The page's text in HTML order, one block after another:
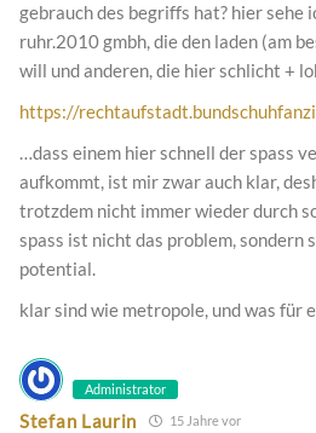
gebrauch des begriffs hat? hier sehe
ruhr.2010 gmbh, die den laden (am
will und anderen, die hier schlicht +
https://
…dass einem hier schnell der spass
aufkommt, ist mir zwar auch klar,
trotzdem nicht immer wieder durch
spass ist nicht das problem, sondern
potential.
klar sind wie metropole, und was für
Administrator
Stefan Laurin 15 Jahre vor